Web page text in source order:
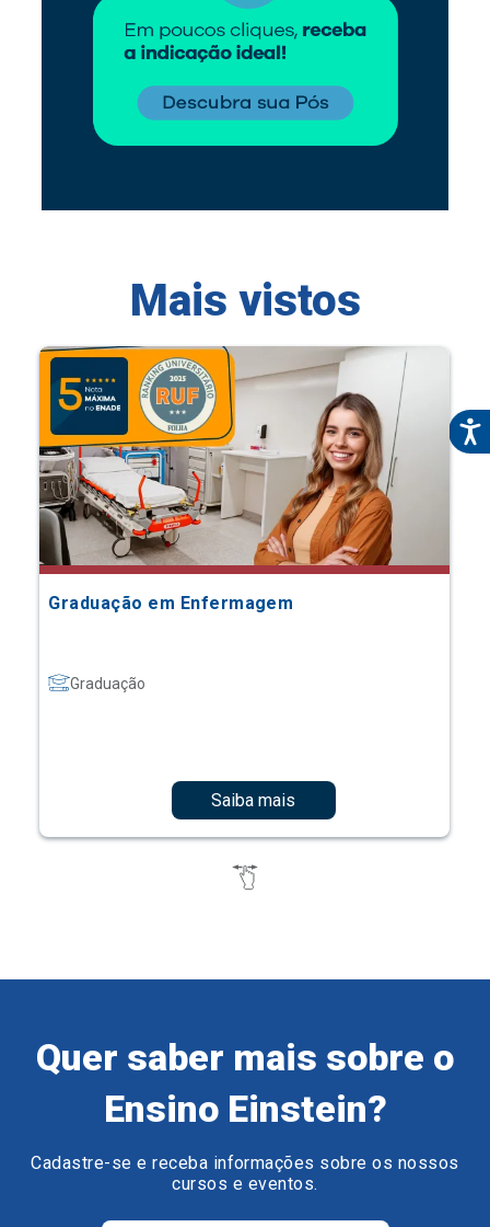
Mais vistos
Graduação em Enfermagem
Graduação
Saiba mais
Quer saber mais sobre o
Ensino Einstein?
Cadastre-se e receba informações sobre os nossos
cursos e eventos.